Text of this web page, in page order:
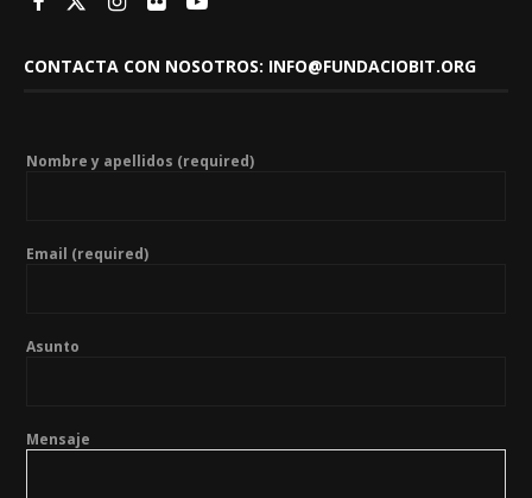
CONTACTA CON NOSOTROS: INFO@FUNDACIOBIT.ORG
Nombre y apellidos (required)
Email (required)
Asunto
Mensaje